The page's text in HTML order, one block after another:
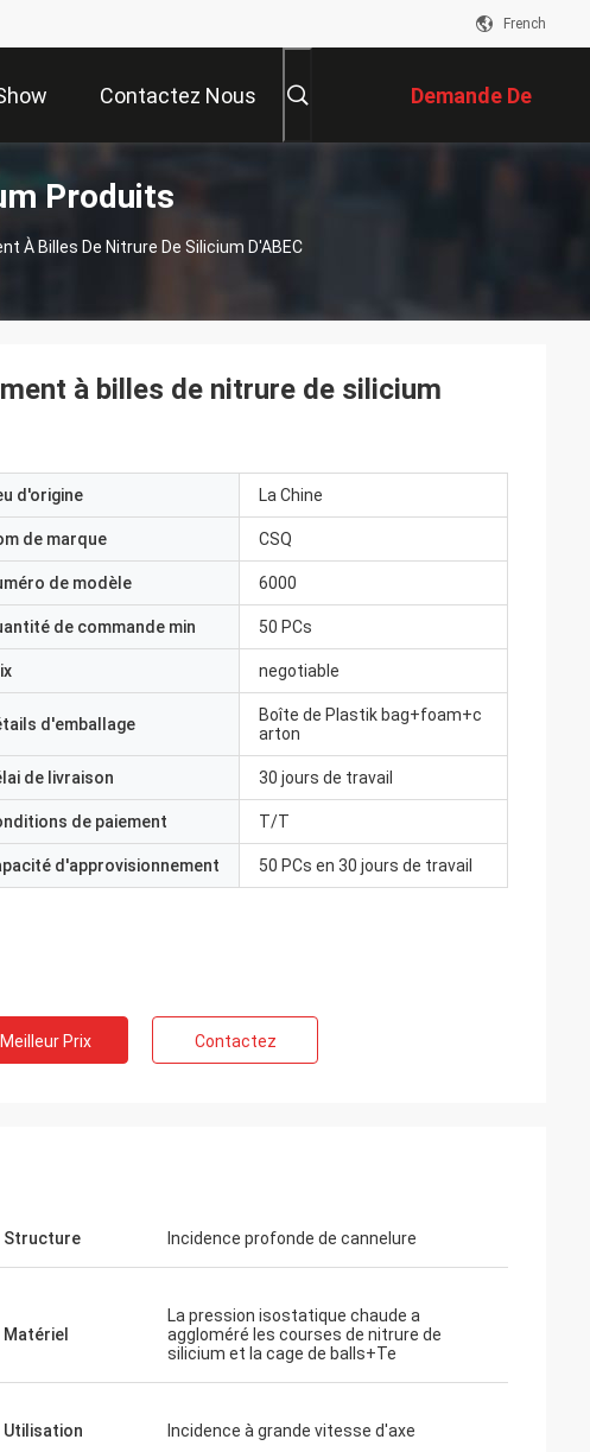
French
Contactez Nous Demande De
Soumission
Produits
À Billes De Nitrure De Silicium D'ABEC
à billes de nitrure de silicium
d'origine La Chine
de marque CSQ
de modèle 6000
de commande min 50 PCs
negotiable
d'emballage
Boîte de Plastik bag+foam+c
arton
de livraison 30 jours de travail
de paiement T/T
d'approvisionnement 50 PCs en 30 jours de travail
Meilleur Prix Contactez
Structure Incidence profonde de cannelure
Matériel
La pression isostatique chaude a
aggloméré les courses de nitrure de
silicium et la cage de balls+Te
Utilisation Incidence à grande vitesse d'axe